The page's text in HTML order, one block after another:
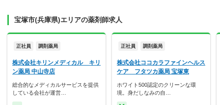
宝塚市(兵庫県)エリアの薬剤師求人
正社員 調剤薬局
株式会社キリンメディカル キリ
ン薬局 中山寺店
総合的なメディカルサービスを提供
している会社が運営…
正社員 調剤薬局
株式会社ココカラファインヘルス
ケア フタツカ薬局 宝塚東
ホワイト500認定のクリーンな環
境。身だしなみの自…